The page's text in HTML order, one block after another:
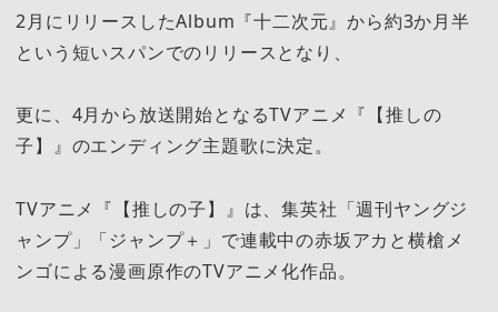
2月にリリースしたAlbum『十二次元』から約3か月半
という短いスパンでのリリースとなり、
更に、4月から放送開始となるTVアニメ『【推しの
子】』のエンディング主題歌に決定。
TVアニメ『【推しの子】』は、集英社「週刊ヤングジ
ャンプ」「ジャンプ＋」で連載中の赤坂アカと横槍メ
ンゴによる漫画原作のTVアニメ化作品。